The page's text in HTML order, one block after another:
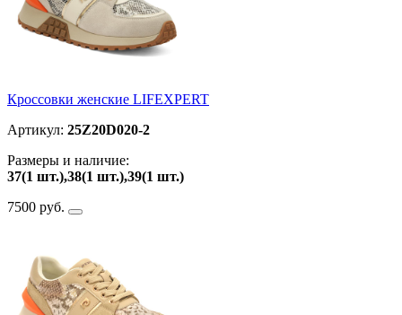
Кроссовки женские LIFEXPERT
Артикул: 25Z20D020-2
Размеры и наличие:
37(1 шт.),38(1 шт.),39(1 шт.)
7500 руб.